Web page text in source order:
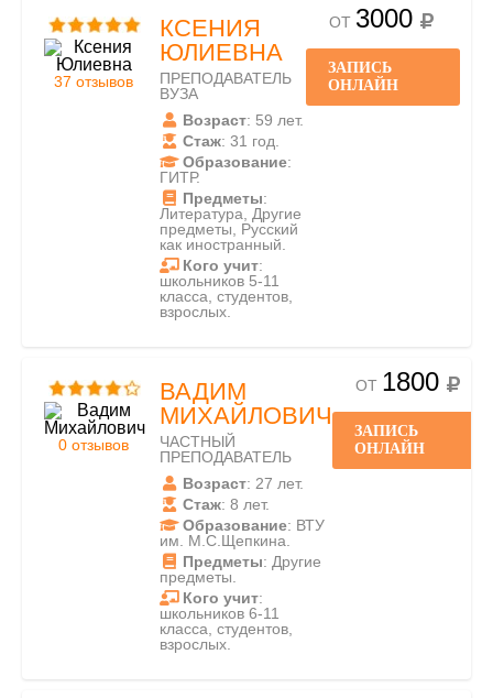
37 отзывов
КСЕНИЯ
ЮЛИЕВНА
ПРЕПОДАВАТЕЛЬ
ВУЗА
Возраст: 59 лет.
Стаж: 31 год.
Образование:
ГИТР.
Предметы:
Литература, Другие
предметы, Русский
как иностранный.
Кого учит:
школьников 5-11
класса, студентов,
взрослых.
ОТ 3000
ЗАПИСЬ
ОНЛАЙН
0 отзывов
ВАДИМ
МИХАЙЛОВИЧ
ЧАСТНЫЙ
ПРЕПОДАВАТЕЛЬ
Возраст: 27 лет.
Стаж: 8 лет.
Образование: ВТУ
им. М.С.Щепкина.
Предметы: Другие
предметы.
Кого учит:
школьников 6-11
класса, студентов,
взрослых.
ОТ 1800
ЗАПИСЬ
ОНЛАЙН